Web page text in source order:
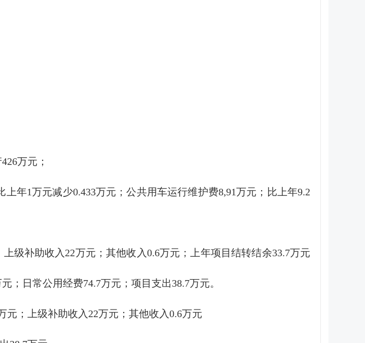
万元；
年1万元减少0.433万元；公共用车运行维护费8,91万元；比上年9.2
级补助收入22万元；其他收入0.6万元；上年项目结转结余33.7万元
；日常公用经费74.7万元；项目支出38.7万元。
元；上级补助收入22万元；其他收入0.6万元